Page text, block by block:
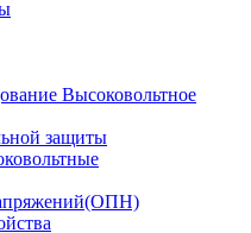
Высоковольтное
защиты